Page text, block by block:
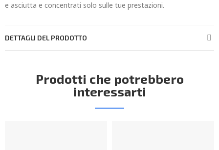
e asciutta e concentrati solo sulle tue prestazioni.
DETTAGLI DEL PRODOTTO
Prodotti che potrebbero
interessarti